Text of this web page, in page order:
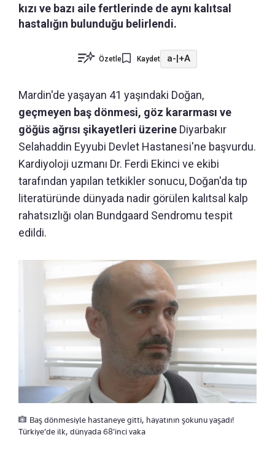
kızı ve bazı aile fertlerinde de aynı kalıtsal
hastalığın bulunduğu belirlendi.
Özetle Kaydet a- +A
Mardin'de yaşayan 41 yaşındaki Doğan,
geçmeyen baş dönmesi, göz kararması ve
göğüs ağrısı şikayetleri üzerine Diyarbakır
Selahaddin Eyyubi Devlet Hastanesi'ne başvurdu.
Kardiyoloji uzmanı Dr. Ferdi Ekinci ve ekibi
tarafından yapılan tetkikler sonucu, Doğan'da tıp
literatüründe dünyada nadir görülen kalıtsal kalp
rahatsızlığı olan Bundgaard Sendromu tespit
edildi.
Baş dönmesiyle hastaneye gitti, hayatının şokunu yaşadı!
Türkiye’de ilk, dünyada 68’inci vaka